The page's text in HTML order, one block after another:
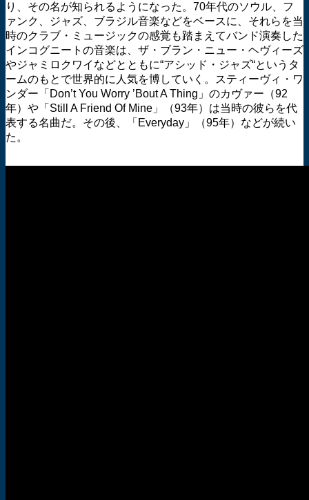
り、その名が知られるようになった。70年代のソウル、フ
ァンク、ジャズ、ブラジル音楽などをベースに、それらを当
時のクラブ・ミュージックの感覚も踏まえてバンド演奏した
インコグニートの音楽は、ザ・ブラン・ニュー・ヘヴィーズ
やジャミロクワイなどとともに“アシッド・ジャズ“というタ
ームのもとで世界的に人気を博していく。スティーヴィ・ワ
ンダー「Don’t You Worry ’Bout A Thing」のカヴァー（92
年）や「Still A Friend Of Mine」（93年）は当時の彼らを代
表する名曲だ。その後、「Everyday」（95年）などが続い
た。